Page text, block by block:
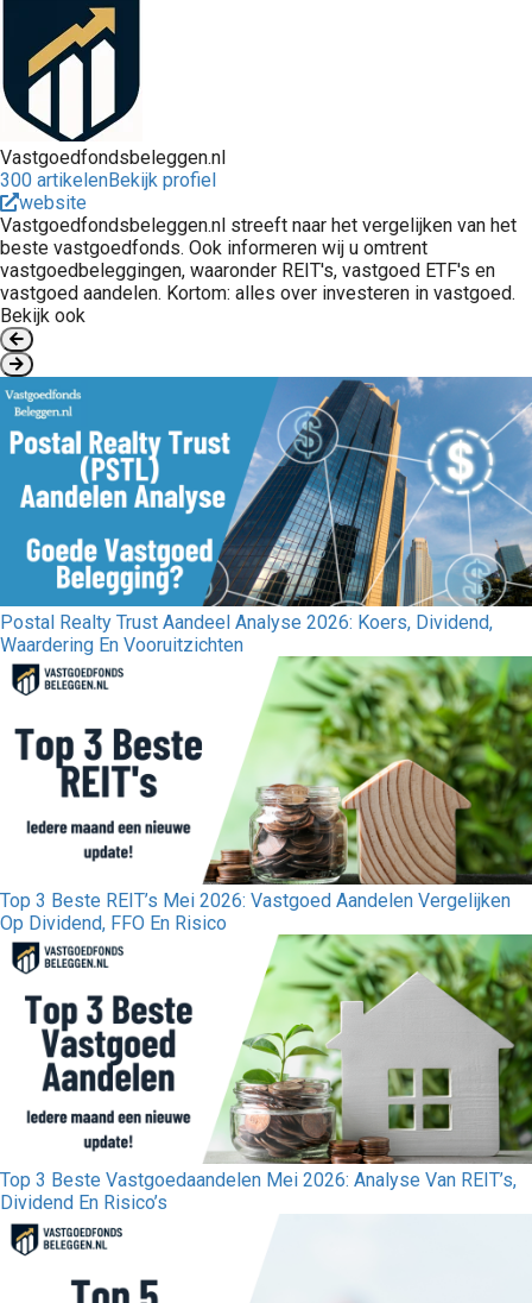
Vastgoedfondsbeleggen.nl
300 artikelenBekijk profiel
website
Vastgoedfondsbeleggen.nl streeft naar het vergelijken van het
beste vastgoedfonds. Ook informeren wij u omtrent
vastgoedbeleggingen, waaronder REIT's, vastgoed ETF's en
vastgoed aandelen. Kortom: alles over investeren in vastgoed.
Bekijk ook
Postal Realty Trust Aandeel Analyse 2026: Koers, Dividend,
Waardering En Vooruitzichten
Top 3 Beste REIT’s Mei 2026: Vastgoed Aandelen Vergelijken
Op Dividend, FFO En Risico
Top 3 Beste Vastgoedaandelen Mei 2026: Analyse Van REIT’s,
Dividend En Risico’s